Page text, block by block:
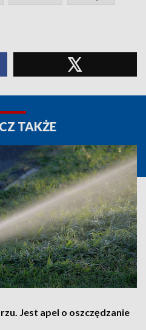
TAKŻE
Jest apel o oszczędzanie